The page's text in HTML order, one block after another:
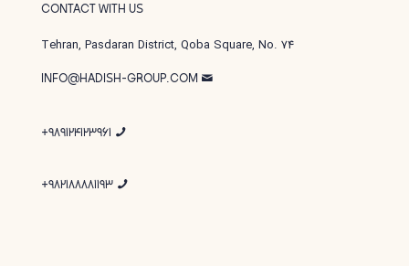
CONTACT WITH US
Tehran, Pasdaran District, Qoba Square, No. 74